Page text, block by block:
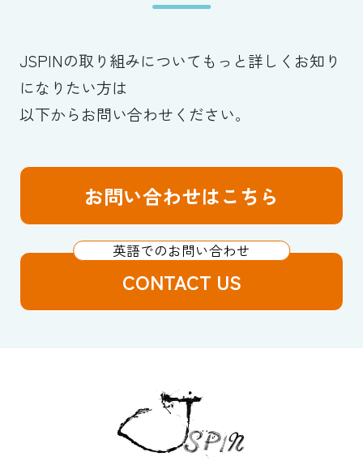
JSPINの取り組みについてもっと詳しくお知り
になりたい方は
以下からお問い合わせください。
お問い合わせはこちら
CONTACT US